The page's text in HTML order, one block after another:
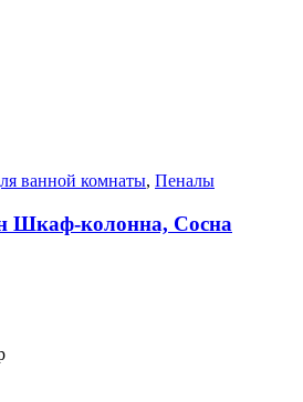
ванной комнаты, Пеналы
Шкаф-колонна, Сосна